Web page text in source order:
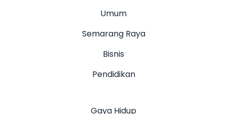
Umum
Semarang Raya
Bisnis
Pendidikan
Gaya Hidup